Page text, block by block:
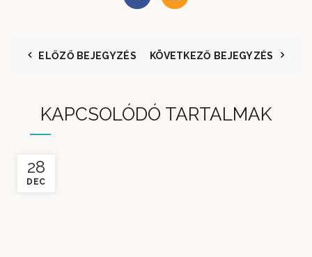
ELŐZŐ BEJEGYZÉS KÖVETKEZŐ BEJEGYZÉS
KAPCSOLÓDÓ TARTALMAK
28
DEC